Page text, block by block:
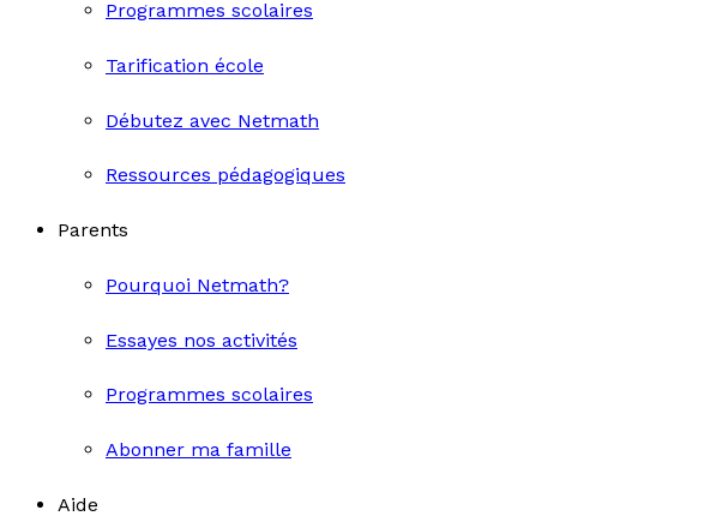
Programmes scolaires
Tarification école
Débutez avec Netmath
Ressources pédagogiques
Parents
Pourquoi Netmath?
Essayes nos activités
Programmes scolaires
Abonner ma famille
Aide